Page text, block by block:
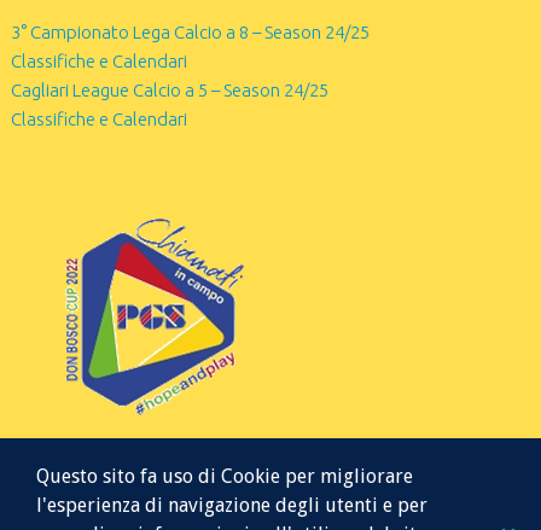
3° Campionato Lega Calcio a 8 – Season 24/25
Classifiche e Calendari
Cagliari League Calcio a 5 – Season 24/25
Classifiche e Calendari
Questo sito fa uso di Cookie per migliorare
l'esperienza di navigazione degli utenti e per